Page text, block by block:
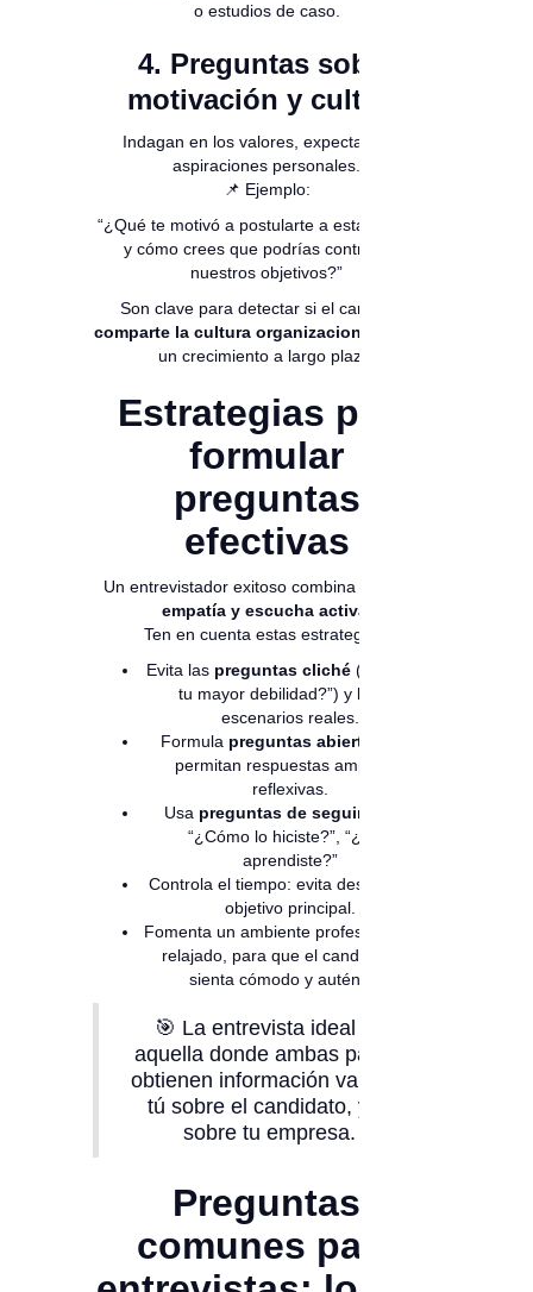
o estudios de caso.
4. Preguntas sobre
motivación y cultura
Indagan en los valores, expectativas y
aspiraciones personales.
📌 Ejemplo:
“¿Qué te motivó a postularte a esta empresa
y cómo crees que podrías contribuir a
nuestros objetivos?”
Son clave para detectar si el candidato
comparte la cultura organizacional
un crecimiento a largo plazo.
Estrategias para
formular
preguntas
efectivas
Un entrevistador exitoso combina
empatía y escucha activa.
Ten en cuenta estas estrategias:
Evita las preguntas cliché(“¿Cuál es
tu mayor debilidad?”) y busca
escenarios reales.
Formula preguntas abiertas
permitan respuestas amplias y
reflexivas.
Usa preguntas de seguimiento
“¿Cómo lo hiciste?”, “¿Qué
aprendiste?”
Controla el tiempo: evita desviarte del
objetivo principal.
Fomenta un ambiente profesional pero
relajado, para que el candidato se
sienta cómodo y auténtico.
🎯 La entrevista ideal es
aquella donde ambas partes
obtienen información valiosa:
tú sobre el candidato, y él
sobre tu empresa.
Preguntas
comunes para